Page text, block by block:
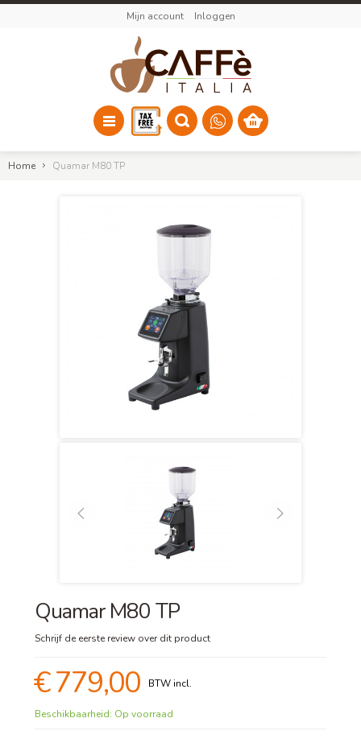
Mijn account Inloggen
Home Quamar M80 TP
Quamar M80 TP
Schrijf de eerste review over dit product
€ 779,00
Beschikbaarheid: Op voorraad